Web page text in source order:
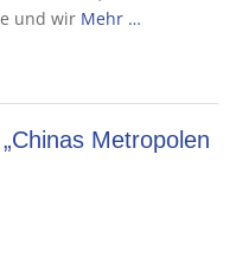
und wir Mehr …
Metropolen